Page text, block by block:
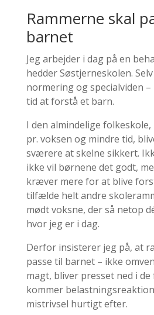
Rammerne skal
barnet
Jeg arbejder i dag på en
hedder Søstjerneskolen.
normering og specialviden
tid at forstå et barn.
I den almindelige
pr. voksen og mindre tid,
sværere at skelne sikkert.
ikke vil børnene det godt,
kræver mere for at blive
tilfælde helt andre
mødt voksne, der så netop
hvor jeg er i dag.
Derfor insisterer jeg på, at
passe til barnet – ikke
magt, bliver presset ned i
kommer
mistrivsel hurtigt efter.